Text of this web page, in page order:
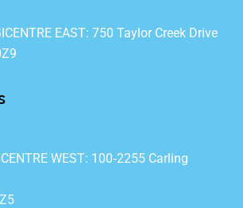
EAST: 750 Taylor Creek Drive
WEST: 100‐2255 Carling